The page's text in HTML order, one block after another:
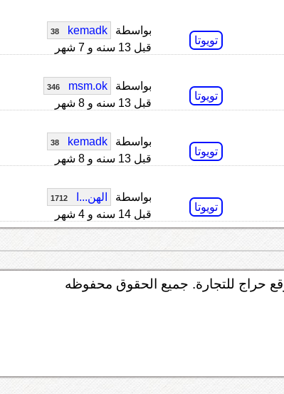
تويوتا
بواسطة kemadk
38
قبل 13 سنه و 7 شهر
تويوتا
بواسطة msm.ok
346
قبل 13 سنه و 8 شهر
تويوتا
بواسطة kemadk
38
قبل 13 سنه و 8 شهر
تويوتا
بواسطة الهن...ا 1712
قبل 14 سنه و 4 شهر
حراج للتجارة. جميع الحقوق محفوظه